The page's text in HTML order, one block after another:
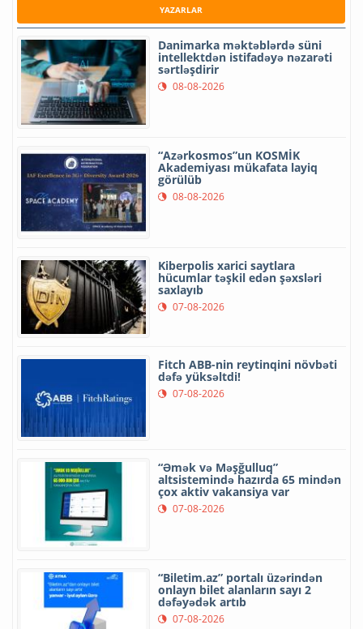
YAZARLAR
Danimarka məktəblərdə süni
intellektdən istifadəyə nəzarəti
sərtləşdirir
08-08-2026
“Azərkosmos”un KOSMİK
Akademiyası mükafata layiq
görülüb
08-08-2026
Kiberpolis xarici saytlara
hücumlar təşkil edən şəxsləri
saxlayıb
07-08-2026
Fitch ABB-nin reytinqini növbəti
dəfə yüksəltdi!
07-08-2026
“Əmək və Məşğulluq”
altsistemində hazırda 65 mindən
çox aktiv vakansiya var
07-08-2026
“Biletim.az” portalı üzərindən
onlayn bilet alanların sayı 2
dəfəyədək artıb
07-08-2026